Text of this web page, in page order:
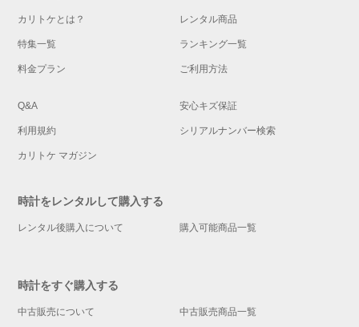
カリトケとは？ レンタル商品
特集一覧 ランキング一覧
料金プラン ご利用方法
Q&A 安心キズ保証
利用規約 シリアルナンバー検索
カリトケ マガジン
時計をレンタルして購入する
レンタル後購入について 購入可能商品一覧
時計をすぐ購入する
中古販売について 中古販売商品一覧